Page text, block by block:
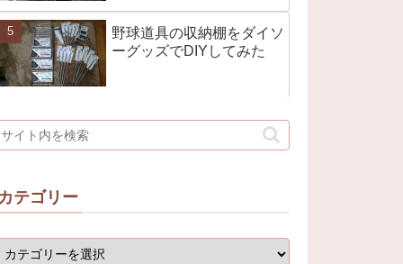
野球道具の収納棚をダイソ
ーグッズでDIYしてみた
テゴリー